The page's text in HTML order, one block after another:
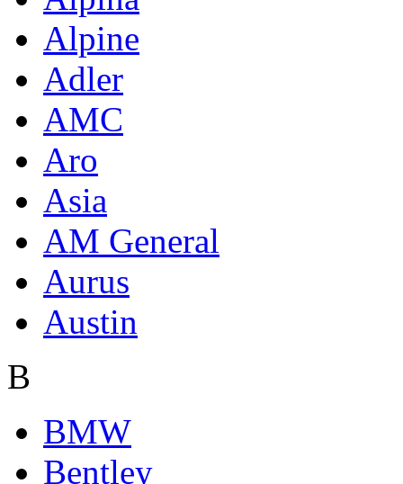
Alpine
Adler
AMC
Aro
Asia
AM General
Aurus
Austin
B
BMW
Bentley